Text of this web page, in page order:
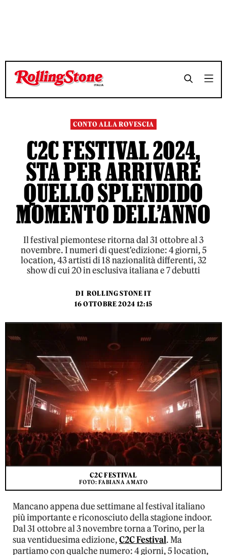
TEMPO DI LETTURA 5 MINUTI SHARE
TEMPO DI LETTURA 5 MINUTI SHARE
CONTO ALLA ROVESCIA
C2C FESTIVAL 2024,
STA PER ARRIVARE
QUELLO SPLENDIDO
MOMENTO DELL’ANNO
Il festival piemontese ritorna dal 31 ottobre al 3
novembre. I numeri di quest'edizione: 4 giorni, 5
location, 43 artisti di 18 nazionalità differenti, 32
show di cui 20 in esclusiva italiana e 7 debutti
DI ROLLING STONE IT
16 OTTOBRE 2024 12:15
C2C FESTIVAL
FOTO: FABIANA AMATO
Mancano appena due settimane al festival italiano
più importante e riconosciuto della stagione indoor.
Dal 31 ottobre al 3 novembre torna a Torino, per la
sua ventiduesima edizione,C2C Festival. Ma
partiamo con qualche numero: 4 giorni, 5 location,